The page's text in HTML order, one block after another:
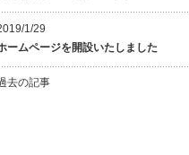
1/29
ームページを開設いたしました
去の記事